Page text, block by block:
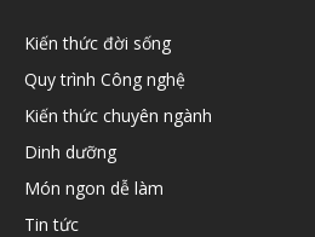
Kiến thức đời sống
Quy trình Công nghệ
Kiến thức chuyên ngành
Dinh dưỡng
Món ngon dễ làm
Tin tức